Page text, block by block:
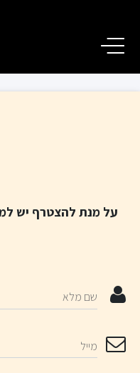
על מנת להצטרף יש
שם מלא
מייל